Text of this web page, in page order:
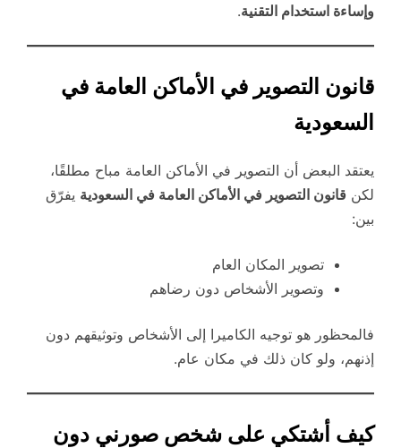
وإساءة استخدام التقنية.
قانون التصوير في الأماكن العامة في
السعودية
يعتقد البعض أن التصوير في الأماكن العامة مباح مطلقًا،
لكن قانون التصوير في الأماكن العامة في السعودية يفرّق
بين:
تصوير المكان العام
وتصوير الأشخاص دون رضاهم
فالمحظور هو توجيه الكاميرا إلى الأشخاص وتوثيقهم دون
إذنهم، ولو كان ذلك في مكان عام.
كيف أشتكي على شخص صورني دون